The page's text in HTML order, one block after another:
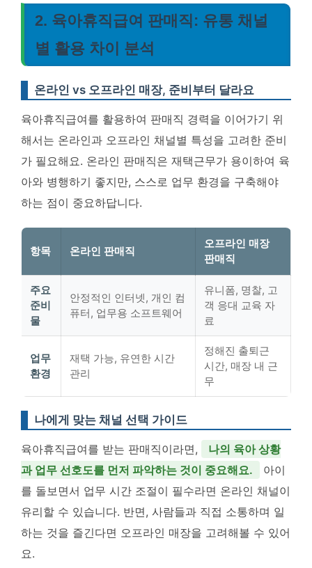
2. 육아휴직급여 판매직: 유통 채널
별 활용 차이 분석
온라인 vs 오프라인 매장, 준비부터 달라요
육아휴직급여를 활용하여 판매직 경력을 이어가기 위
해서는 온라인과 오프라인 채널별 특성을 고려한 준비
가 필요해요. 온라인 판매직은 재택근무가 용이하여 육
아와 병행하기 좋지만, 스스로 업무 환경을 구축해야
하는 점이 중요하답니다.
항목 온라인 판매직
오프라인 매장
판매직
주요
준비
물
안정적인 인터넷, 개인 컴
퓨터, 업무용 소프트웨어
유니폼, 명찰, 고
객 응대 교육 자
료
업무
환경
재택 가능, 유연한 시간
관리
정해진 출퇴근
시간, 매장 내 근
무
나에게 맞는 채널 선택 가이드
육아휴직급여를 받는 판매직이라면,
나의 육아 상황
과 업무 선호도를 먼저 파악하는 것이 중요해요.
아이
를 돌보면서 업무 시간 조절이 필수라면 온라인 채널이
유리할 수 있습니다. 반면, 사람들과 직접 소통하며 일
하는 것을 즐긴다면 오프라인 매장을 고려해볼 수 있어
요.